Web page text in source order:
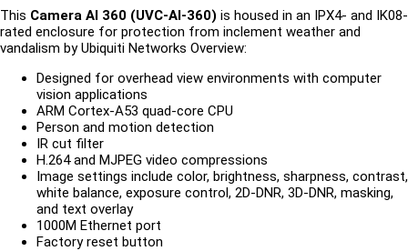
This Camera AI 360 (UVC-AI-360) is housed in an IPX4- and IK08-
rated enclosure for protection from inclement weather and
vandalism by Ubiquiti Networks Overview:
Designed for overhead view environments with computer
vision applications
ARM Cortex-A53 quad-core CPU
Person and motion detection
IR cut filter
H.264 and MJPEG video compressions
Image settings include color, brightness, sharpness, contrast,
white balance, exposure control, 2D-DNR, 3D-DNR, masking,
and text overlay
1000M Ethernet port
Factory reset button